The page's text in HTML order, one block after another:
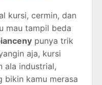
kursi, cermin, dan
mau tampil beda
punya trik
aja, kursi
ala industrial,
bikin kamu merasa